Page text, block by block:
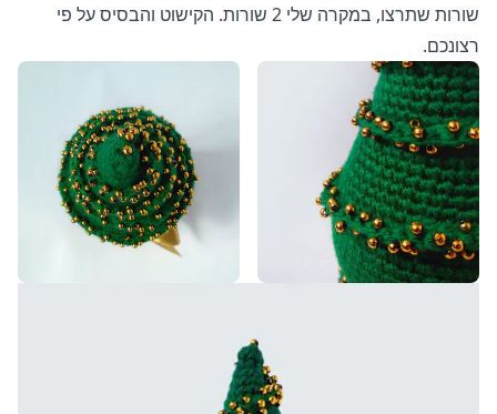
שורות שתרצו, במקרה שלי 2 שורות. הקישוט והבסיס על פי
רצונכם.